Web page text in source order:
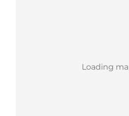
Loading